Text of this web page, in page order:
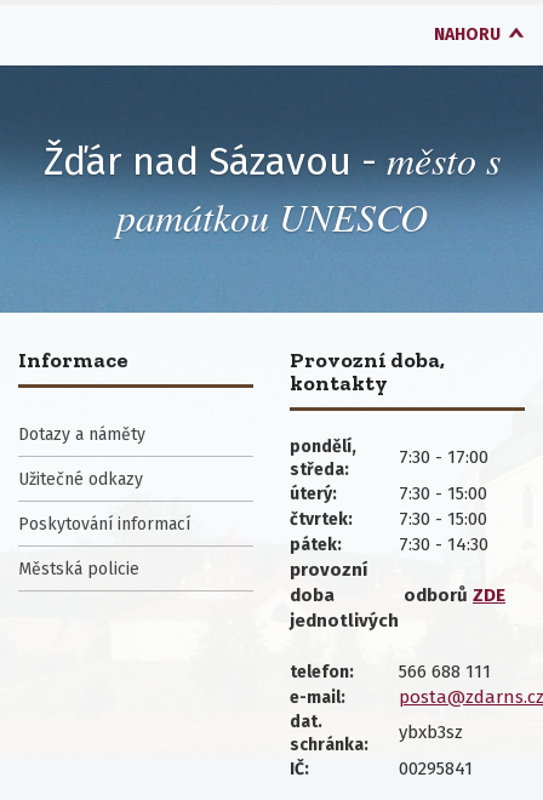
NAHORU
Žďár nad Sázavou - město s
památkou UNESCO
Informace
Dotazy a náměty
Užitečné odkazy
Poskytování informací
Městská policie
Provozní doba,
kontakty
pondělí,
středa:
7:30 - 17:00
úterý: 7:30 - 15:00
čtvrtek: 7:30 - 15:00
pátek:
7:30 - 14:30
provozní
doba
jednotlivých
odborů ZDE
telefon: 566 688 111
e-mail: posta@zdarns.cz
dat.
schránka:
ybxb3sz
IČ: 00295841